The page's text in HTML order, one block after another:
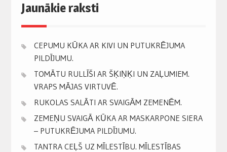
Jaunākie raksti
CEPUMU KŪKA AR KIVI UN PUTUKRĒJUMA
PILDĪJUMU.
TOMĀTU RULLĪŠI AR ŠĶIŅĶI UN ZAĻUMIEM.
VRAPS MĀJAS VIRTUVĒ.
RUKOLAS SALĀTI AR SVAIGĀM ZEMENĒM.
ZEMEŅU SVAIGĀ KŪKA AR MASKARPONE SIERA
– PUTUKRĒJUMA PILDĪJUMU.
TANTRA CEĻŠ UZ MĪLESTĪBU. MĪLESTĪBAS